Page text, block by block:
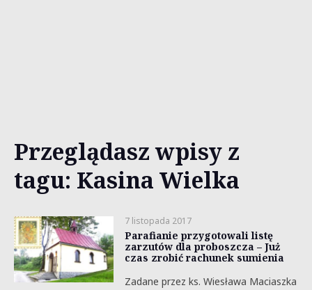
Przeglądasz wpisy z
tagu: Kasina Wielka
7 listopada 2017
Parafianie przygotowali listę
zarzutów dla proboszcza – Już
czas zrobić rachunek sumienia
Zadane przez ks. Wiesława Maciaszka